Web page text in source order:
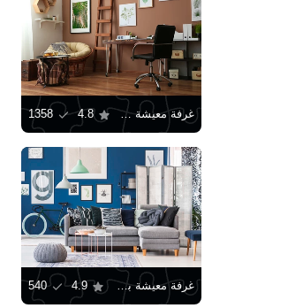
غرفة معيشة داخلية مع مساحة عمل 4.8
1358
غرفة معيشة بدرجات اللونين الأزرق والرمادي 4.9
540